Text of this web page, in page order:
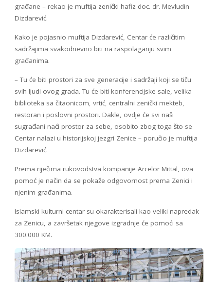
građane – rekao je muftija zenički hafiz doc. dr. Mevludin
Dizdarević.
Kako je pojasnio muftija Dizdarević, Centar će različitim
sadržajima svakodnevno biti na raspolaganju svim
građanima.
– Tu će biti prostori za sve generacije i sadržaji koji se tiču
svih ljudi ovog grada. Tu će biti konferencijske sale, velika
biblioteka sa čitaonicom, vrtić, centralni zenički mekteb,
restoran i poslovni prostori. Dakle, ovdje će svi naši
sugrađani naći prostor za sebe, osobito zbog toga što se
Centar nalazi u historijskoj jezgri Zenice – poručio je muftija
Dizdarević.
Prema riječima rukovodstva kompanije Arcelor Mittal, ova
pomoć je način da se pokaže odgovornost prema Zenici i
njenim građanima.
Islamski kulturni centar su okarakterisali kao veliki napredak
za Zenicu, a završetak njegove izgradnje će pomoći sa
300.000 KM.